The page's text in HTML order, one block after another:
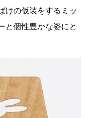
けの仮装をするミッ
と個性豊かな姿にと